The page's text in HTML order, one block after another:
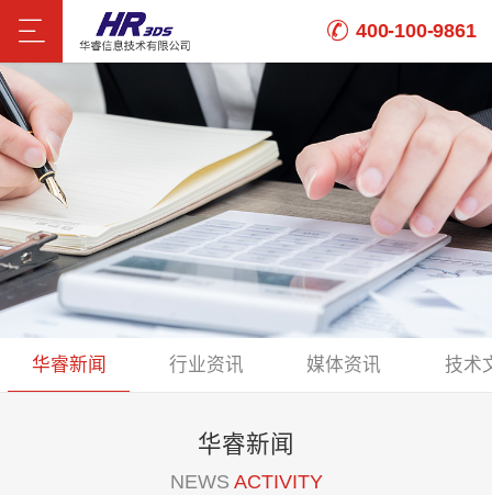
400-100-9861
华睿新闻 行业资讯 媒体资讯 技术
华睿新闻
NEWS ACTIVITY